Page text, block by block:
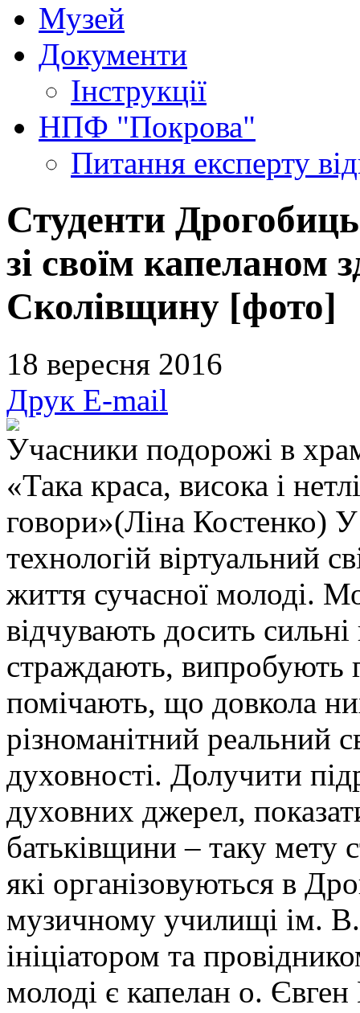
Музей
Документи
Інструкції
НПФ "Покрова"
Питання експерту
Студенти
зі своїм капеланом
Сколівщину [фото]
18 вересня 2016
Друк E-mail
Учасники подорожі в
«Така краса, висока і
говори»(Ліна Костенко)
технологій віртуальний
життя сучасної молоді.
відчувають досить
страждають, випробують
помічають, що довкола
різноманітний реальний
духовності. Долучити
духовних джерел,
батьківщини – таку мету
які організовуються в
музичному училищі ім. В.
ініціатором та
молоді є капелан о.